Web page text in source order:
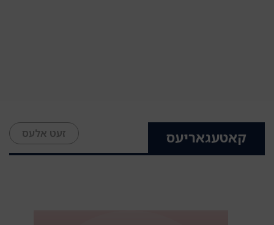
קאטעגאריעס זעט אלעס